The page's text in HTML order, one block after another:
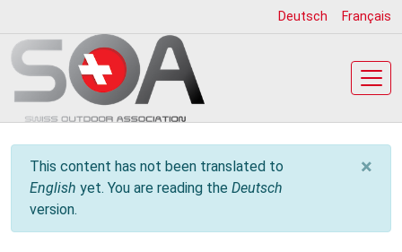
to
main
content
Deutsch Français
×
Info message
This content has not been translated to
English yet. You are reading the Deutsch
version.